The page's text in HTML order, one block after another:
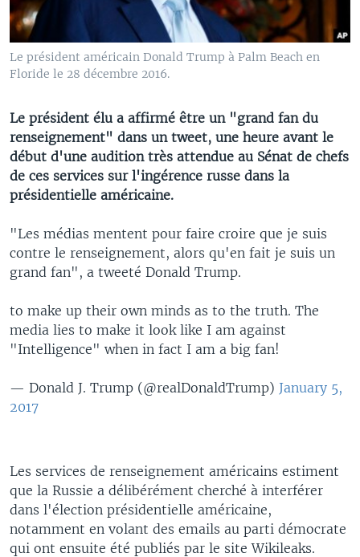
Le président américain Donald Trump à Palm Beach en
Floride le 28 décembre 2016.
Le président élu a affirmé être un "grand fan du
renseignement" dans un tweet, une heure avant le
début d'une audition très attendue au Sénat de chefs
de ces services sur l'ingérence russe dans la
présidentielle américaine.
"Les médias mentent pour faire croire que je suis
contre le renseignement, alors qu'en fait je suis un
grand fan", a tweeté Donald Trump.
to make up their own minds as to the truth. The
media lies to make it look like I am against
"Intelligence" when in fact I am a big fan!
— Donald J. Trump (@realDonaldTrump) January 5,
2017
Les services de renseignement américains estiment
que la Russie a délibérément cherché à interférer
dans l'élection présidentielle américaine,
notamment en volant des emails au parti démocrate
qui ont ensuite été publiés par le site Wikileaks.